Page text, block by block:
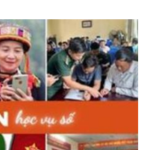
lý, phát triển vật liệu xây